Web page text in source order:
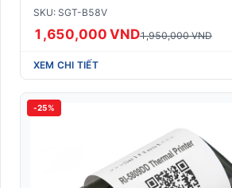
SKU: SGT-B58V
1,650,000 VND1,950,000 VND
XEM CHI TIẾT
-25%